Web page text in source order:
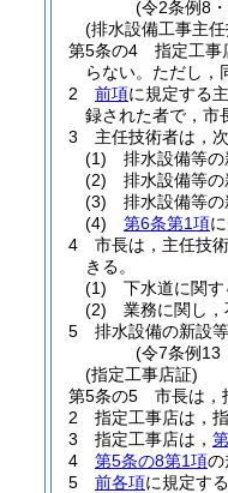
(令2条例8
(排水設備工事主
第5条の4
指定工事
らない。 ただし，
2
前項に規定する
録された者で，市
3
主任技術者は，
(1)
排水設備等
(2)
排水設備等
(3)
排水設備等
(4)
第6条第1項
4
市長は，主任技
きる。
(1)
下水道に関す
(2)
業務に関し，
5
排水設備の新設
(令7条例13
(指定工事店証)
第5条の5
市長は，
2
指定工事店は，
3
指定工事店は，
4
第5条の8第1項の
5
前各項に規定す